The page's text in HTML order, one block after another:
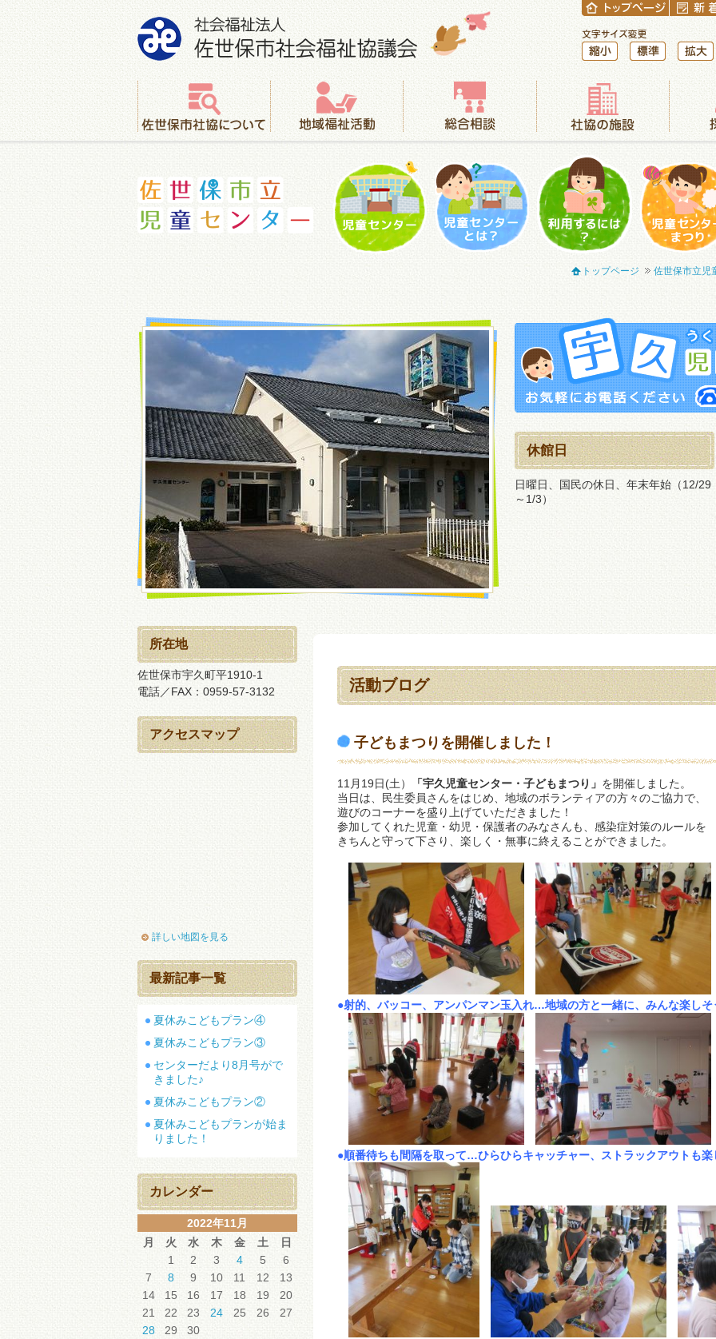
社会福祉法人 佐世保市社会福祉協議会
縮小 標準
佐世保市社協について 地域福祉活動 総合相談 社協の施設 採用情報
トップページ
佐世保市立児
休館日
日曜日、国民の休日、年末年始（12/29
～1/3）
活動ブログ
子どもまつりを開催しました！
11月19日(土） 「宇久児童センター・子どもまつり」 を開催しました。
当日は、民生委員さんをはじめ、地域のボランティアの方々のご協力で、
遊びのコーナーを盛り上げていただきました！
参加してくれた児童・幼児・保護者のみなさんも、感染症対策のルールを
きちんと守って下さり、楽しく・無事に終えることができました。
●射的、バッコー、アンパンマン玉入れ…地域の方と一緒に、みんな楽しそ
●順番待ちも間隔を取って…ひらひらキャッチャー、ストラックアウトも楽
所在地
佐世保市宇久町平1910-1
電話／FAX：0959-57-3132
アクセスマップ
詳しい地図を見る
最新記事一覧
夏休みこどもプラン④
夏休みこどもプラン③
センターだより8月号がで
きました♪
夏休みこどもプラン②
夏休みこどもプランが始ま
りました！
カレンダー
2022年11月
月
火 水 木 金 土
日
1
2 3 4 5
6
7
8 9 10 11 12
13
14
15 16 17 18 19
20
21
22 23 24 25 26
27
28
29
30